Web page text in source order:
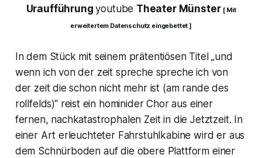
Uraufführungyoutube Theater Münster [ Mit
erweitertem Datenschutz eingebettet ]
In dem Stück mit seinem prätentiösen Titel „und
wenn ich von der zeit spreche spreche ich von
der zeit die schon nicht mehr ist (am rande des
rollfelds)“reist ein hominider Chor aus einer
fernen, nachkatastrophalen Zeit in die Jetztzeit. In
einer Art erleuchteter Fahrstuhlkabine wird er aus
dem Schnürboden auf die obere Plattform einer